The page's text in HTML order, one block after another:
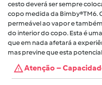
cesto deverá ser sempre
copo medida da Bimby®TM6.
permeável ao vapor e
do interior do copo. Esta é
que em nada afetará a
mas previne que esta
Atenção –